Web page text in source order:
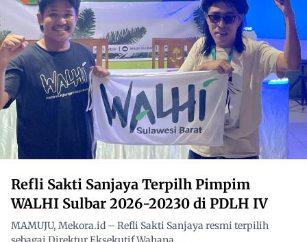
Refli Sakti Sanjaya Terpilh Pimpim
WALHI Sulbar 2026-20230 di PDLH IV
MAMUJU, Mekora.id – Refli Sakti Sanjaya resmi terpilih